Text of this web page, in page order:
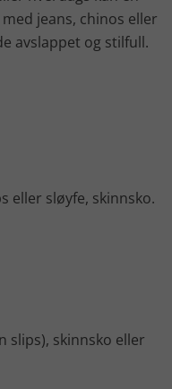
jeans, chinos eller
avslappet og stilfull.
eller sløyfe, skinnsko.
slips), skinnsko eller